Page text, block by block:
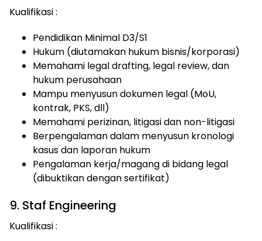
Kualifikasi :
Pendidikan Minimal D3/S1
Hukum (diutamakan hukum bisnis/korporasi)
Memahami legal drafting, legal review, dan
hukum perusahaan
Mampu menyusun dokumen legal (MoU,
kontrak, PKS, dll)
Memahami perizinan, litigasi dan non-litigasi
Berpengalaman dalam menyusun kronologi
kasus dan laporan hukum
Pengalaman kerja/magang di bidang legal
(dibuktikan dengan sertifikat)
9. Staf Engineering
Kualifikasi :